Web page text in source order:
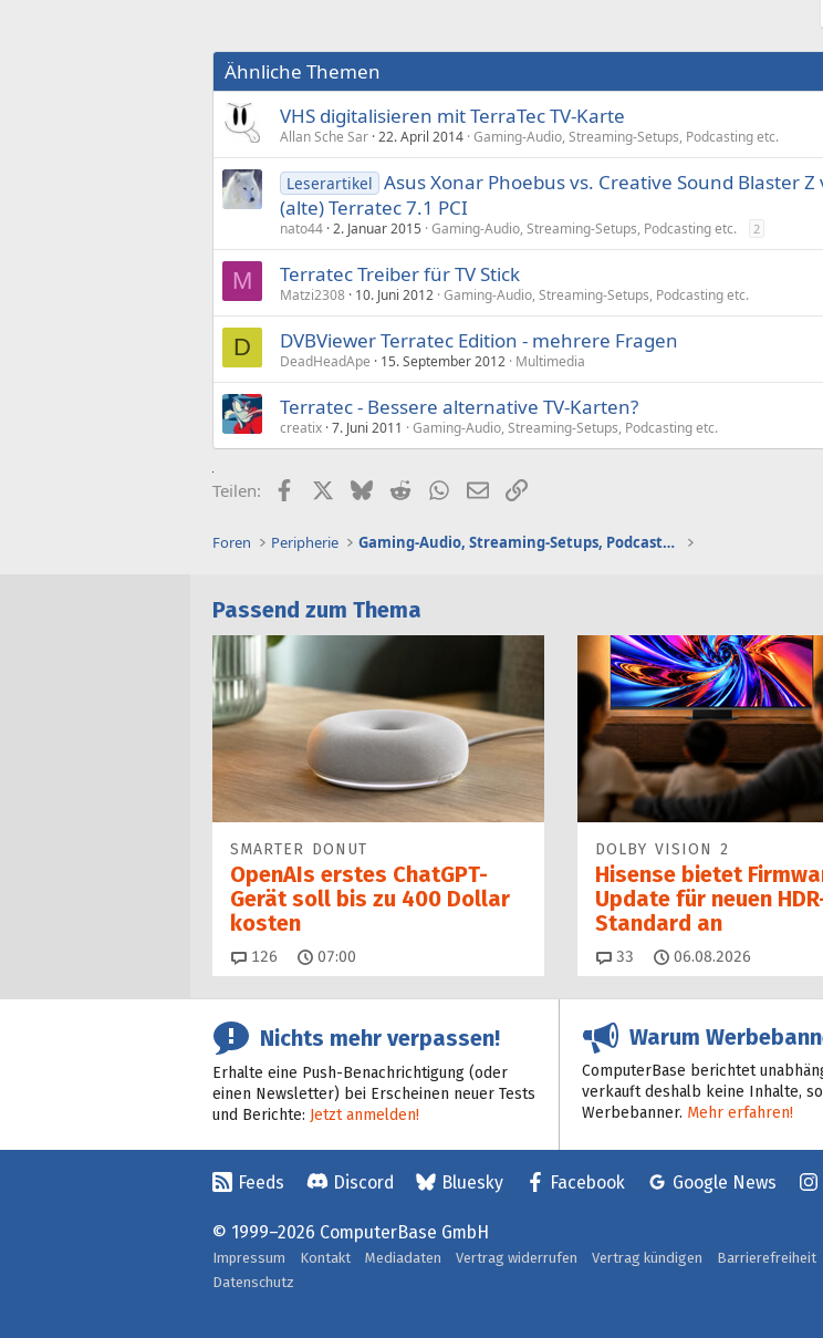
Ähnliche Themen
VHS digitalisieren mit TerraTec TV-Karte
Allan Sche Sar 22. April 2014 Gaming-Audio, Streaming-Setups, Podcasting etc.
Leserartikel Asus Xonar Phoebus vs. Creative Sound Blaster Z
(alte) Terratec 7.1 PCI
nato44 2. Januar 2015 Gaming-Audio, Streaming-Setups, Podcasting etc. 2
M Terratec Treiber für TV Stick
Matzi2308 10. Juni 2012 Gaming-Audio, Streaming-Setups, Podcasting etc.
D DVBViewer Terratec Edition - mehrere Fragen
DeadHeadApe 15. September 2012 Multimedia
Terratec - Bessere alternative TV-Karten?
creatix 7. Juni 2011 Gaming-Audio, Streaming-Setups, Podcasting etc.
Teilen: FacebookX (Twitter)
BlueskyRedditWhatsApp
E-MailLink
Foren Peripherie Gaming-Audio, Streaming-Setups, Podcasting etc.
Passend zum Thema
SMARTER DONUT
OpenAIs erstes ChatGPT-
Gerät soll bis zu 400 Dollar
kosten
126 Kommentare
07:00
DOLBY VISION 2
Hisense bietet
Update für neuen
Standard an
33 Kommentare
06.08.2026
Nichts mehr verpassen!
Erhalte eine Push-Benachrichtigung (oder
einen Newsletter) bei Erscheinen neuer Tests
und Berichte: Jetzt anmelden!
Warum
ComputerBase berichtet
verkauft deshalb keine Inhalte,
Werbebanner. Mehr erfahren!
Feeds Discord Bluesky Facebook Google News
© 1999–2026 ComputerBase GmbH
Impressum Kontakt Mediadaten Vertrag widerrufen Vertrag kündigen
Barrierefreiheit
Datenschutz